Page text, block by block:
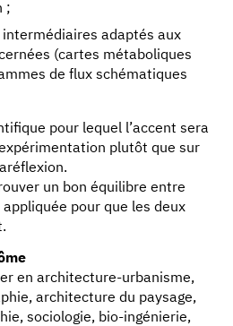
;
adaptés aux
(cartes métaboliques
de flux schématiques
pour lequel l’accent sera
plutôt que sur
un bon équilibre entre
pour que les deux
en architecture-urbanisme,
architecture du paysage,
sociologie, bio-ingénierie,